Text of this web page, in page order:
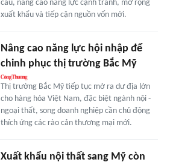
cầu, nâng cao năng lực cạnh tranh, mở rộng
xuất khẩu và tiếp cận nguồn vốn mới.
Nâng cao năng lực hội nhập để
chinh phục thị trường Bắc Mỹ
Thị trường Bắc Mỹ tiếp tục mở ra dư địa lớn
cho hàng hóa Việt Nam, đặc biệt ngành nội -
ngoại thất, song doanh nghiệp cần chủ động
thích ứng các rào cản thương mại mới.
Xuất khẩu nội thất sang Mỹ còn